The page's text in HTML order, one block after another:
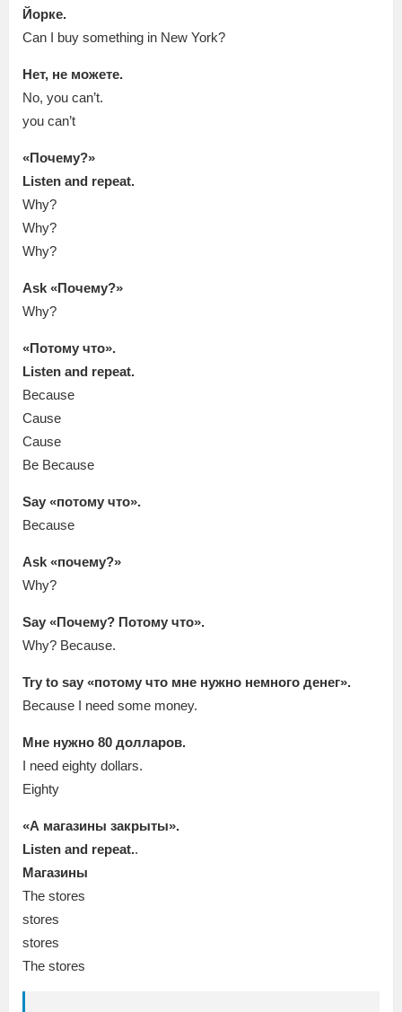
Йорке.
Can I buy something in New York?
Нет, не можете.
No, you can’t.
you can’t
«Почему?»
Listen and repeat.
Why?
Why?
Why?
Ask «Почему?»
Why?
«Потому что».
Listen and repeat.
Because
Cause
Cause
Be Because
Say «потому что».
Because
Ask «почему?»
Why?
Say «Почему? Потому что».
Why? Because.
Try to say «потому что мне нужно немного денег».
Because I need some money.
Мне нужно 80 долларов.
I need eighty dollars.
Eighty
«А магазины закрыты».
Listen and repeat..
Магазины
The stores
stores
stores
The stores